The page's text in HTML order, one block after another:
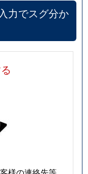
力でスグ分か